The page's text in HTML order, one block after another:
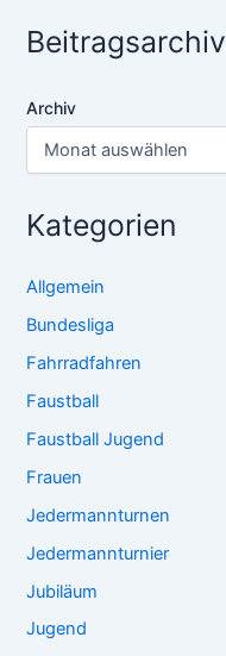
Beitragsarchiv
Archiv
Kategorien
Allgemein
Bundesliga
Fahrradfahren
Faustball
Faustball Jugend
Frauen
Jedermannturnen
Jedermannturnier
Jubiläum
Jugend